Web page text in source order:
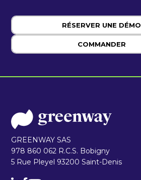
RÉSERVER UNE DÉMO
COMMANDER
GREENWAY SAS
978 860 062 R.C.S. Bobigny
5 Rue Pleyel 93200 Saint-Denis